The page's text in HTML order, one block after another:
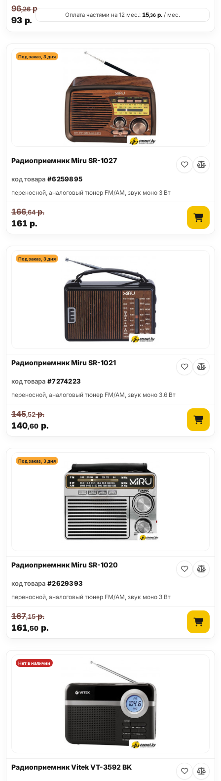
93р.
96,26р.
Оплата частями на 12 мес.:15,36 р. / мес.
Под заказ, 3 дня
Радиоприемник Miru SR-1027
код товара #6259895
переносной, аналоговый тюнер FM/AM, звук моно 3 Вт
161 р.
166,64р.
Под заказ, 3 дня
Радиоприемник Miru SR-1021
код товара #7274223
переносной, аналоговый тюнер FM/AM, звук моно 3.6 Вт
140,60р.
145,52р.
Под заказ, 3 дня
Радиоприемник Miru SR-1020
код товара #2629393
переносной, аналоговый тюнер FM/AM, звук моно 3 Вт
161,50р.
167,15р.
Нет в наличии
Радиоприемник Vitek VT-3592 BK